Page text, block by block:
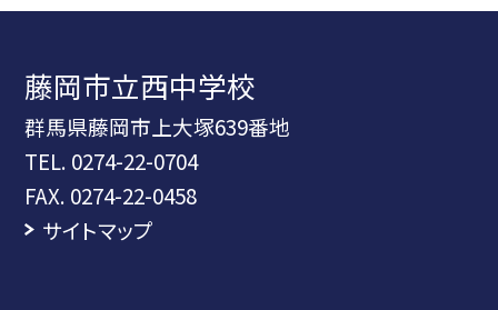
藤岡市立西中学校
群馬県藤岡市上大塚639番地
TEL. 0274-22-0704
FAX. 0274-22-0458
サイトマップ